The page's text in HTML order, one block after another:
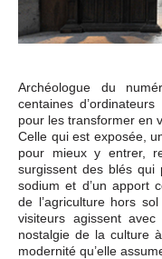
Archéologue du
centaines
pour les transformer en
Celle qui est exposée,
pour mieux y entrer,
surgissent des blés qui
sodium et d’un apport
de l’agriculture hors
visiteurs agissent avec
nostalgie de la culture
modernité qu’elle